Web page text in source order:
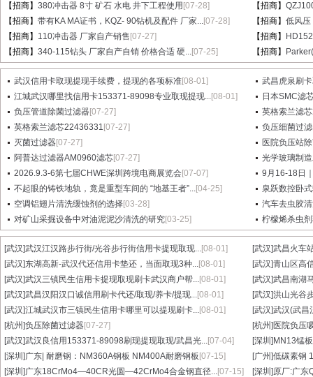
【招商】 380冲击器 8寸 矿石 水电 井下工程使用 [07-28] 【招商】
【招商】 带有KA MA证书，KQZ- 90钻机及配件 厂家...[07-28] 【招商】 低风压
【招商】 110冲击器 厂家自产销售 [07-27] 【招商】
【招商】 340-115钻头 厂家自产自销 价格合适 硬...[07-25] 【招商】
武汉信用卡取现提现手续费，提现的各项标准[08-01]
武昌虎泉刷
江城武汉哪里找信用卡153371-89098专业取现提现...[08-01]
日本SMC滤
负压管道除菌过滤器[07-27]
英格索兰滤
英格索兰滤芯22436331 [07-27]
负压细菌过
灭菌过滤器[07-27]
医院负压站
阿普达过滤器AM0960滤芯[07-27]
光学玻璃制
2026.9.3-6第七届CHWE深圳跨境电商展览会[07-07]
9月16-18日
不起眼的铸铁地轨，竟是重型车间的 “地基王者”...[04-25]
泉跃数控卧
空调铝翅片清洗缓蚀剂的选择[03-28]
汽车去虫胶
对矿山采掘设备中对油泥泥沙清洗的研究[03-25] 柠檬烯杀虫
[武汉]武汉江汉路步行街/光谷步行街信用卡提现取现...[08-01] [武汉]武昌火车
[武汉]东湖高新-武汉代还信用卡垫还，当面取现3种...[08-01] [武汉]青山区高
[武汉]武汉三镇民生信用卡提现取现刷卡武汉商户帮...[08-01] [武汉]武昌南湖
[武汉]武昌汉阳汉口诚信用刷卡代还/取现/养卡/提现...[08-01] [武汉]洪山光谷
[武汉]江城武汉市三镇民生信用卡哪里可以提现刷卡...[08-01] [武汉]武汉(武昌
[杭州]负压除菌过滤器[07-27] [杭州] 医院负压
[武汉]武汉良信用153371-89098刷现提现取现/武昌光...[07-04] [深圳] MN13锰
[深圳]广东| 耐磨钢：NM360A钢板 NM400A耐磨钢板 [07-15] [广州]低碳素钢
[深圳]广东18CrMo4—40CR光圆—42CrMo4合金钢直径...[07-15] [深圳]原厂:广东